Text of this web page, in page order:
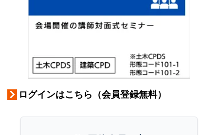
ログインはこちら（会員登録無料）